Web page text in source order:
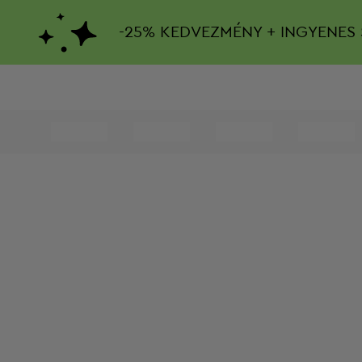
-25% KEDVEZMÉNY + INGYENES